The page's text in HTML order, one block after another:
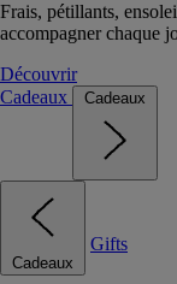
Frais, pétillants,
accompagner chaque
Découvrir
Cadeaux
Cadeaux
Cadeaux
Gifts